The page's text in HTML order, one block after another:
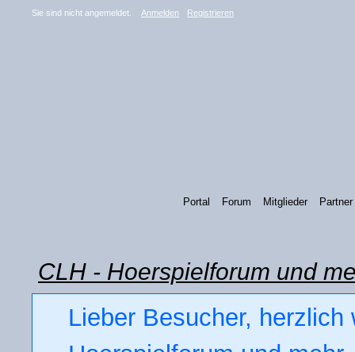
Sie sind nicht angemeldet. Anmelden Registrieren
Portal Forum Mitglieder Partner
CLH - Hoerspielforum und
Lieber Besucher,